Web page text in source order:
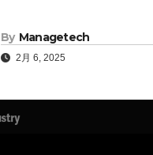
By Managetech
2月 6, 2025